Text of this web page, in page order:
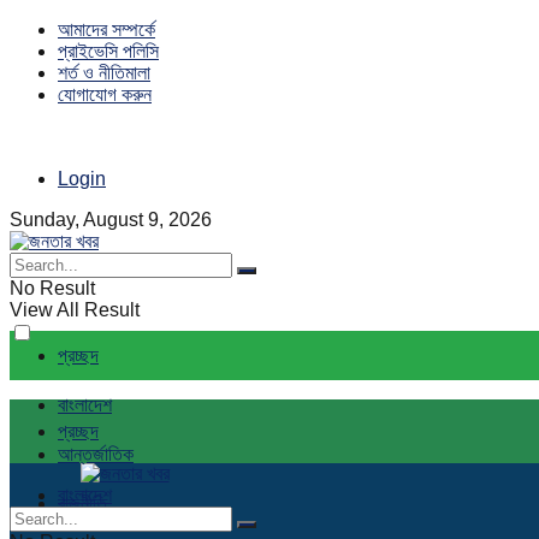
আমাদের সম্পর্কে
প্রাইভেসি পলিসি
শর্ত ও নীতিমালা
যোগাযোগ করুন
Login
Sunday, August 9, 2026
No Result
View All Result
প্রচ্ছদ
বাংলাদেশ
আন্তর্জাতিক
রাজনীতি
প্রচ্ছদ
বাংলাদেশ